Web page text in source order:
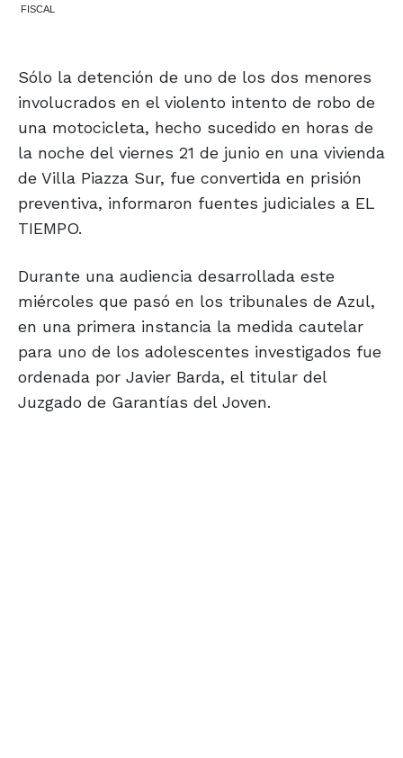
FISCAL
Sólo la detención de uno de los dos menores
involucrados en el violento intento de robo de
una motocicleta, hecho sucedido en horas de
la noche del viernes 21 de junio en una vivienda
de Villa Piazza Sur, fue convertida en prisión
preventiva, informaron fuentes judiciales a EL
TIEMPO.
Durante una audiencia desarrollada este
miércoles que pasó en los tribunales de Azul,
en una primera instancia la medida cautelar
para uno de los adolescentes investigados fue
ordenada por Javier Barda, el titular del
Juzgado de Garantías del Joven.